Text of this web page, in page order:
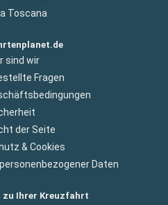
Toscana
sind wir
Fragen
der Seite
& Cookies
Daten
Ihrer Kreuzfahrt